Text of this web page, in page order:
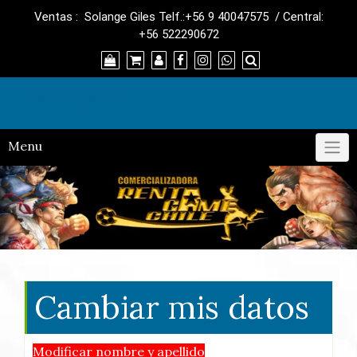
Ventas : Solange Giles Telf.:+56 9 40047575 / Central:
+56 522290672
Menu
Cambiar mis datos
Modificar nombre y apellido